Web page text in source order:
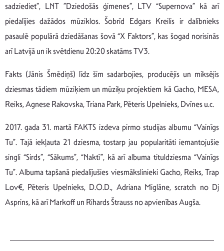
sadziediet”, LNT ”Dziedošās ģimenes”, LTV “Supernova” kā arī
piedalījies dažādos mūziklos. Šobrīd Edgars Kreilis ir dalībnieks
pasaulē populārā dziedāšanas šovā “X Faktors”, kas šogad norisinās
arī Latvijā un ik svētdienu 20:20 skatāms TV3.
Fakts (Jānis Šmēdiņš) līdz šim sadarbojies, producējis un miksējis
dziesmas tādiem mūziķiem un mūziķu projektiem kā Gacho, MESA,
Reiks, Agnese Rakovska, Triana Park, Pēteris Upelnieks, Dvīnes u.c.
2017. gada 31. martā FAKTS izdeva pirmo studijas albumu “Vainīgs
Tu”. Tajā iekļauta 21 dziesma, tostarp jau popularitāti iemantojušie
singli “Sirds”, “Sākums”, “Naktī”, kā arī albuma tituldziesma “Vainīgs
Tu”. Albuma tapšanā piedalījušies viesmākslinieki Gacho, Reiks, Trap
Lov€, Pēteris Upelnieks, D.O.D., Adriana Miglāne, scratch no Dj
Asprins, kā arī Markoff un Rihards Štrauss no apvienības Augša.